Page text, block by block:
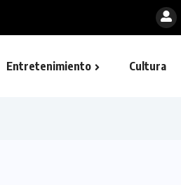
Entretenimiento Cultura